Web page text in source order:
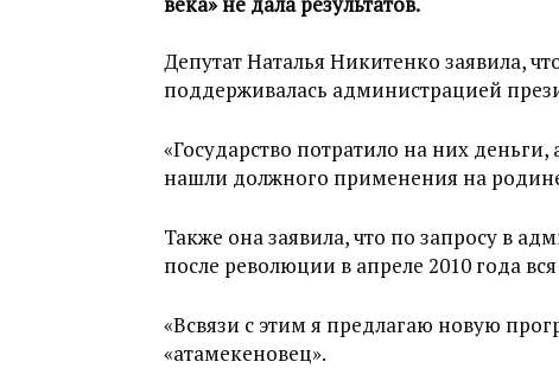
Депутат Наталья Никитенко заявила,
поддерживалась администрацией
«Государство потратило на них
нашли должного применения на
Также она заявила, что по запросу в
после революции в апреле 2010 года
«Всвязи с этим я предлагаю новую
«атамекеновец».